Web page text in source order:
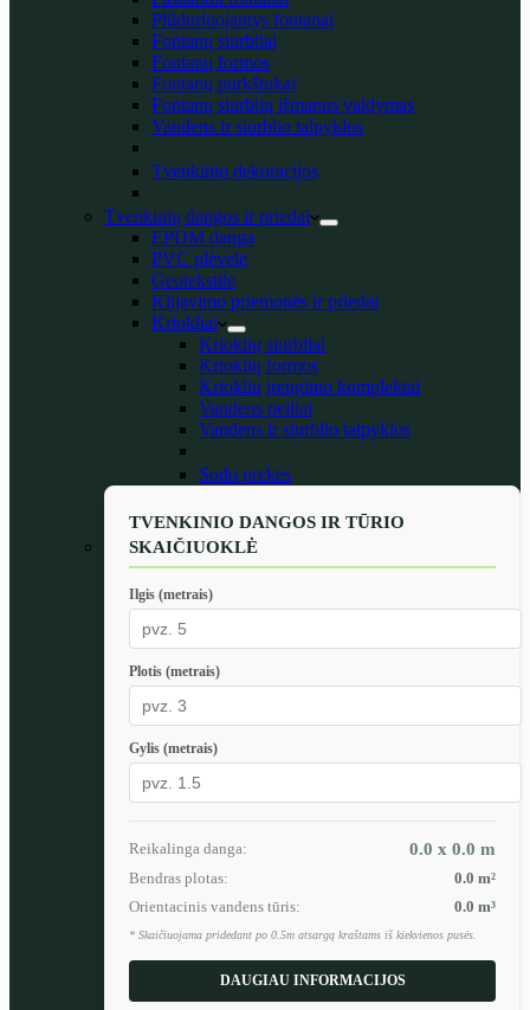
Plūduriuojantys fontanai
Fontanų siurbliai
Fontanų formos
Fontanų purkštukai
Fontanų siurblių išmanus valdymas
Vandens ir siurblio talpyklos
Tvenkinio dekoracijos
Tvenkinių dangos ir priedai
EPDM danga
PVC plėvelė
Geotekstilė
Klijavimo priemonės ir priedai
Kriokliai
Krioklių siurbliai
Krioklių formos
Krioklių įrengimo komplektai
Vandens peiliai
Vandens ir siurblio talpyklos
Sodo prekės
TVENKINIO DANGOS IR TŪRIO
SKAIČIUOKLĖ
Ilgis (metrais)
Plotis (metrais)
Gylis (metrais)
Reikalinga danga: 0.0 x 0.0 m
Bendras plotas: 0.0 m²
Orientacinis vandens tūris:
0.0 m³
* Skaičiuojama pridedant po 0.5m atsargą kraštams iš kiekvienos pusės.
DAUGIAU INFORMACIJOS